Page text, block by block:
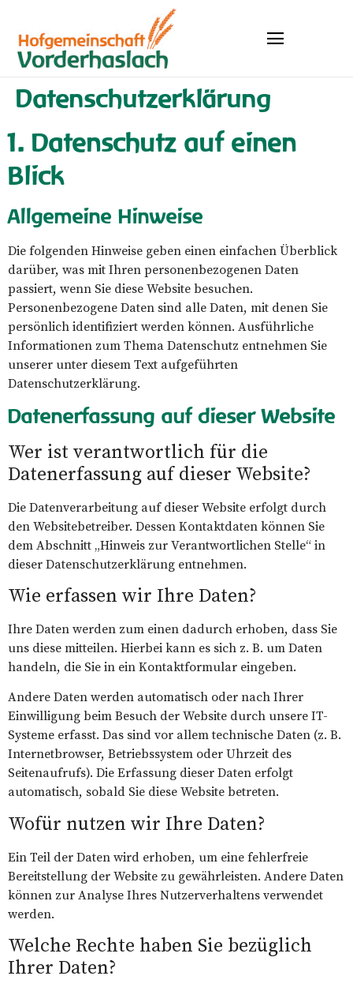
Datenschutz­erklärung
1. Datenschutz auf einen
Blick
Allgemeine Hinweise
Die folgenden Hinweise geben einen einfachen Überblick
darüber, was mit Ihren personenbezogenen Daten
passiert, wenn Sie diese Website besuchen.
Personenbezogene Daten sind alle Daten, mit denen Sie
persönlich identifiziert werden können. Ausführliche
Informationen zum Thema Datenschutz entnehmen Sie
unserer unter diesem Text aufgeführten
Datenschutzerklärung.
Datenerfassung auf dieser Website
Wer ist verantwortlich für die
Datenerfassung auf dieser Website?
Die Datenverarbeitung auf dieser Website erfolgt durch
den Websitebetreiber. Dessen Kontaktdaten können Sie
dem Abschnitt „Hinweis zur Verantwortlichen Stelle“ in
dieser Datenschutzerklärung entnehmen.
Wie erfassen wir Ihre Daten?
Ihre Daten werden zum einen dadurch erhoben, dass Sie
uns diese mitteilen. Hierbei kann es sich z. B. um Daten
handeln, die Sie in ein Kontaktformular eingeben.
Andere Daten werden automatisch oder nach Ihrer
Einwilligung beim Besuch der Website durch unsere IT-
Systeme erfasst. Das sind vor allem technische Daten (z. B.
Internetbrowser, Betriebssystem oder Uhrzeit des
Seitenaufrufs). Die Erfassung dieser Daten erfolgt
automatisch, sobald Sie diese Website betreten.
Wofür nutzen wir Ihre Daten?
Ein Teil der Daten wird erhoben, um eine fehlerfreie
Bereitstellung der Website zu gewährleisten. Andere Daten
können zur Analyse Ihres Nutzerverhaltens verwendet
werden.
Welche Rechte haben Sie bezüglich
Ihrer Daten?